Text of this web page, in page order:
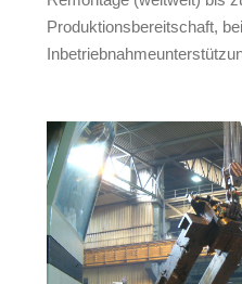
Produktionsbereitschaft,